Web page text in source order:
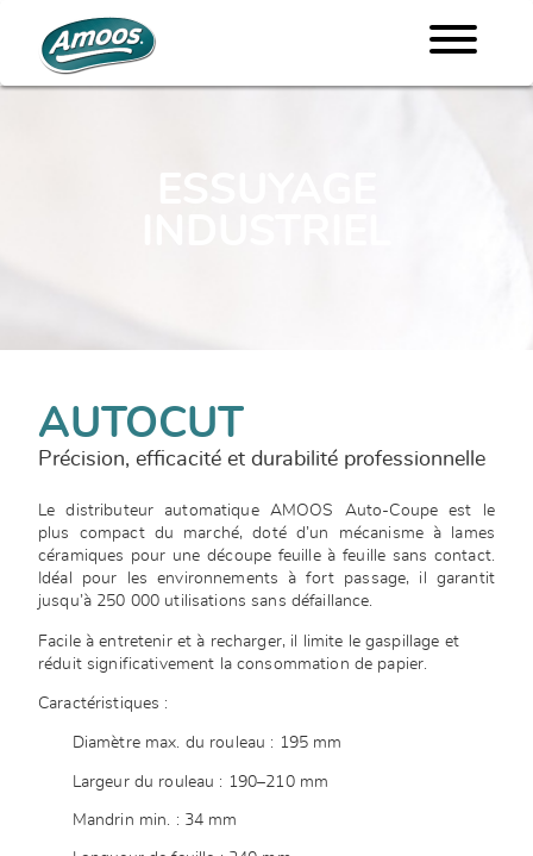
AUTOCUT
Précision, efficacité et durabilité professionnelle
Le distributeur automatique AMOOS Auto-Coupe est le
plus compact du marché, doté d’un mécanisme à lames
céramiques pour une découpe feuille à feuille sans contact.
Idéal pour les environnements à fort passage, il garantit
jusqu’à 250 000 utilisations sans défaillance.
Facile à entretenir et à recharger, il limite le gaspillage et
réduit significativement la consommation de papier.
Caractéristiques :
Diamètre max. du rouleau : 195 mm
Largeur du rouleau : 190–210 mm
Mandrin min. : 34 mm